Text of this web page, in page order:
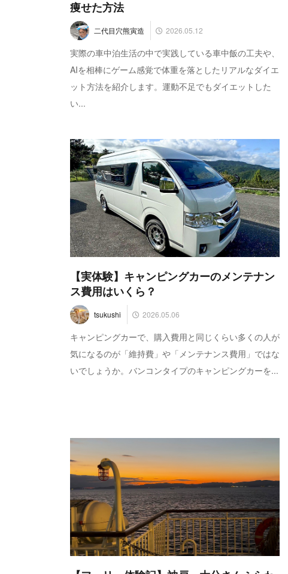
痩せた方法
二代目穴熊寅造 2026.05.12
実際の車中泊生活の中で実践している車中飯の工夫や、
AIを相棒にゲーム感覚で体重を落としたリアルなダイエ
ット方法を紹介します。運動不足でもダイエットした
い...
【実体験】キャンピングカーのメンテナン
ス費用はいくら？
tsukushi 2026.05.06
キャンピングカーで、購入費用と同じくらい多くの人が
気になるのが「維持費」や「メンテナンス費用」ではな
いでしょうか。​バンコンタイプのキャンピングカーを...